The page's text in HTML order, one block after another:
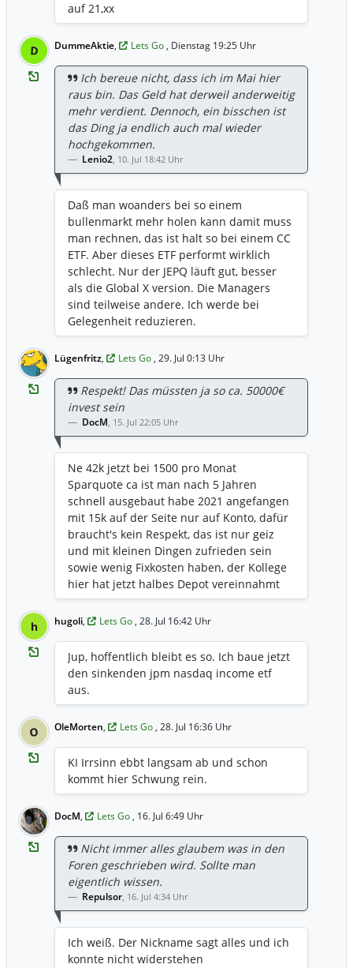
auf 21,xx
D DummeAktie, Lets Go , Dienstag 19:25 Uhr
Ich bereue nicht, dass ich im Mai hier
raus bin. Das Geld hat derweil anderweitig
mehr verdient. Dennoch, ein bisschen ist
das Ding ja endlich auch mal wieder
hochgekommen.
Lenio2, 10. Jul 18:42 Uhr
Daß man woanders bei so einem
bullenmarkt mehr holen kann damit muss
man rechnen, das ist halt so bei einem CC
ETF. Aber dieses ETF performt wirklich
schlecht. Nur der JEPQ läuft gut, besser
als die Global X version. Die Managers
sind teilweise andere. Ich werde bei
Gelegenheit reduzieren.
Lügenfritz, Lets Go , 29. Jul 0:13 Uhr
Respekt! Das müssten ja so ca. 50000€
invest sein
DocM, 15. Jul 22:05 Uhr
Ne 42k jetzt bei 1500 pro Monat
Sparquote ca ist man nach 5 Jahren
schnell ausgebaut habe 2021 angefangen
mit 15k auf der Seite nur auf Konto, dafür
braucht's kein Respekt, das ist nur geiz
und mit kleinen Dingen zufrieden sein
sowie wenig Fixkosten haben, der Kollege
hier hat jetzt halbes Depot vereinnahmt
und ich hoffe nur auf keine sinkenden
Kurse mehr damit ich nicht noch mehr
h hugoli, Lets Go , 28. Jul 16:42 Uhr
Jup, hoffentlich bleibt es so. Ich baue jetzt
den sinkenden jpm nasdaq income etf
aus.
O OleMorten, Lets Go , 28. Jul 16:36 Uhr
KI Irrsinn ebbt langsam ab und schon
kommt hier Schwung rein.
DocM, Lets Go , 16. Jul 6:49 Uhr
Nicht immer alles glaubem was in den
Foren geschrieben wird. Sollte man
eigentlich wissen.
Repulsor, 16. Jul 4:34 Uhr
Ich weiß. Der Nickname sagt alles und ich
konnte nicht widerstehen